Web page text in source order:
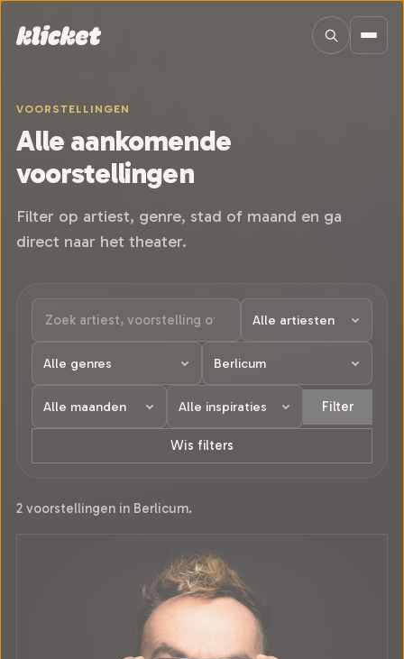
VOORSTELLINGEN
Alle aankomende
voorstellingen
Filter op artiest, genre, stad of maand en ga
direct naar het theater.
Filter
Wis filters
2 voorstellingen in Berlicum.